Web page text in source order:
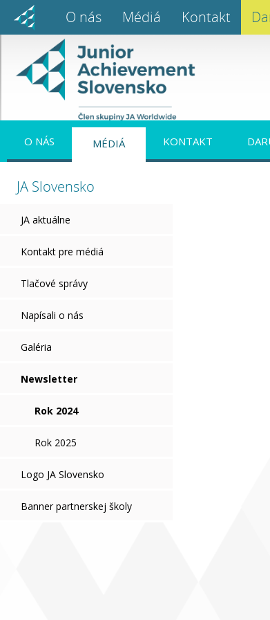
O nás Médiá Kontakt
O NÁS MÉDIÁ KONTAKT
JA Slovensko
JA aktuálne
Kontakt pre médiá
Tlačové správy
Napísali o nás
Galéria
Newsletter
Rok 2024
Rok 2025
Logo JA Slovensko
Banner partnerskej školy